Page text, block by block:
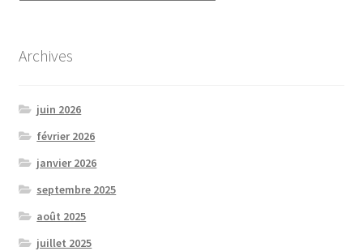
Archives
juin 2026
février 2026
janvier 2026
septembre 2025
août 2025
juillet 2025